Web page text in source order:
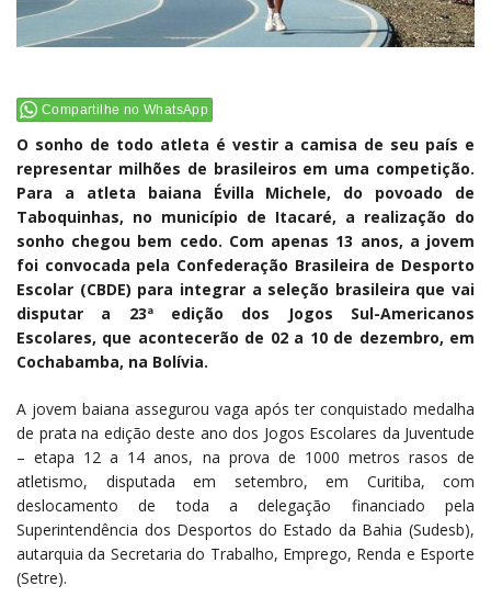
Compartilhe no WhatsApp
O sonho de todo atleta é vestir a camisa de seu país e
representar milhões de brasileiros em uma competição.
Para a atleta baiana Évilla Michele, do povoado de
Taboquinhas, no município de Itacaré, a realização do
sonho chegou bem cedo. Com apenas 13 anos, a jovem
foi convocada pela Confederação Brasileira de Desporto
Escolar (CBDE) para integrar a seleção brasileira que vai
disputar a 23ª edição dos Jogos Sul-Americanos
Escolares, que acontecerão de 02 a 10 de dezembro, em
Cochabamba, na Bolívia.
A jovem baiana assegurou vaga após ter conquistado medalha
de prata na edição deste ano dos Jogos Escolares da Juventude
– etapa 12 a 14 anos, na prova de 1000 metros rasos de
atletismo, disputada em setembro, em Curitiba, com
deslocamento de toda a delegação financiado pela
Superintendência dos Desportos do Estado da Bahia (Sudesb),
autarquia da Secretaria do Trabalho, Emprego, Renda e Esporte
(Setre).